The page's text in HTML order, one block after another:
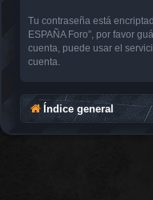
Tu contraseña está
ESPAÑA Foro”, por favor
cuenta, puede usar el
cuenta.
Índice general